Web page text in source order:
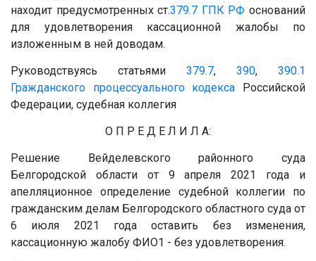
находит предусмотренных ст.379.7 ГПК РФ оснований
для удовлетворения кассационной жалобы по
изложенным в ней доводам.
Руководствуясь статьями 379.7, 390, 390.1
Гражданского процессуального кодекса Российской
Федерации, судебная коллегия
О П Р Е Д Е Л И Л А:
Решение Вейделевского районного суда
Белгородской области от 9 апреля 2021 года и
апелляционное определение судебной коллегии по
гражданским делам Белгородского областного суда от
6 июля 2021 года оставить без изменения,
кассационную жалобу ФИО1 - без удовлетворения.